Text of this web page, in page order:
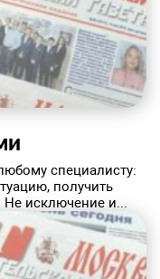
специалисту:
получить
исключение и...